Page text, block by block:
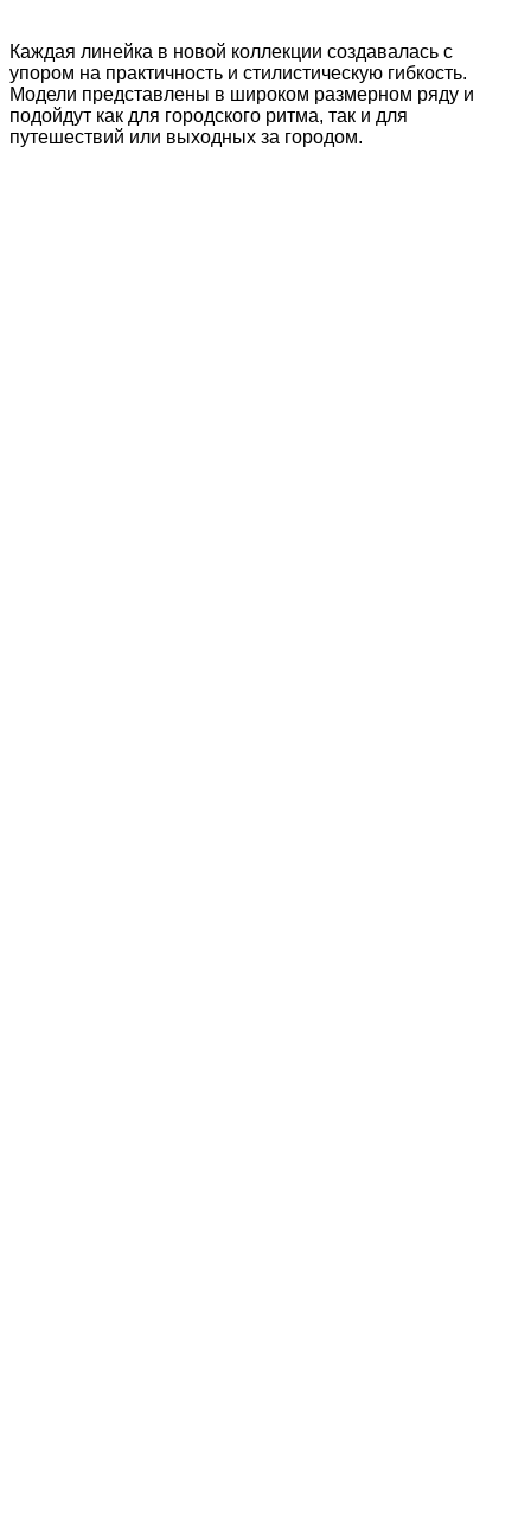
Каждая линейка в новой коллекции создавалась с
упором на практичность и стилистическую гибкость.
Модели представлены в широком размерном ряду и
подойдут как для городского ритма, так и для
путешествий или выходных за городом.